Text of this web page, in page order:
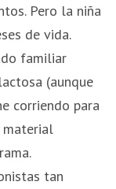
Pero la niña
de vida.
familiar
(aunque
corriendo para
material
tan